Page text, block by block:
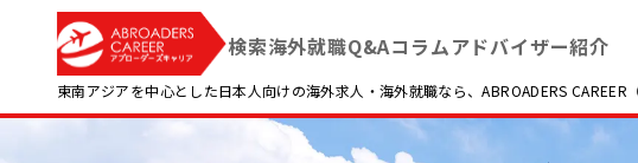
検索海外就職Q&Aコラムアドバイザー紹介
東南アジアを中心とした日本人向けの海外求人・海外就職なら、ABROADERS CAREER